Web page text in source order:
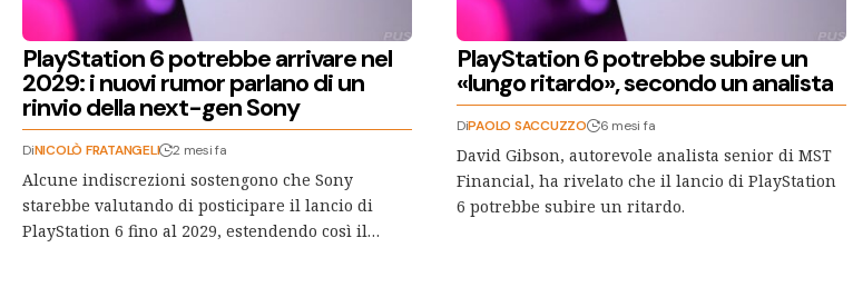
PlayStation 6 potrebbe arrivare nel
2029: i nuovi rumor parlano di un
rinvio della next-gen Sony
DiNICOLÒ FRATANGELI 2 mesi fa
Alcune indiscrezioni sostengono che Sony
starebbe valutando di posticipare il lancio di
PlayStation 6 fino al 2029, estendendo così il…
PlayStation 6 potrebbe subire un
«lungo ritardo», secondo un analista
DiPAOLO SACCUZZO 6 mesi fa
David Gibson, autorevole analista senior di MST
Financial, ha rivelato che il lancio di PlayStation
6 potrebbe subire un ritardo.